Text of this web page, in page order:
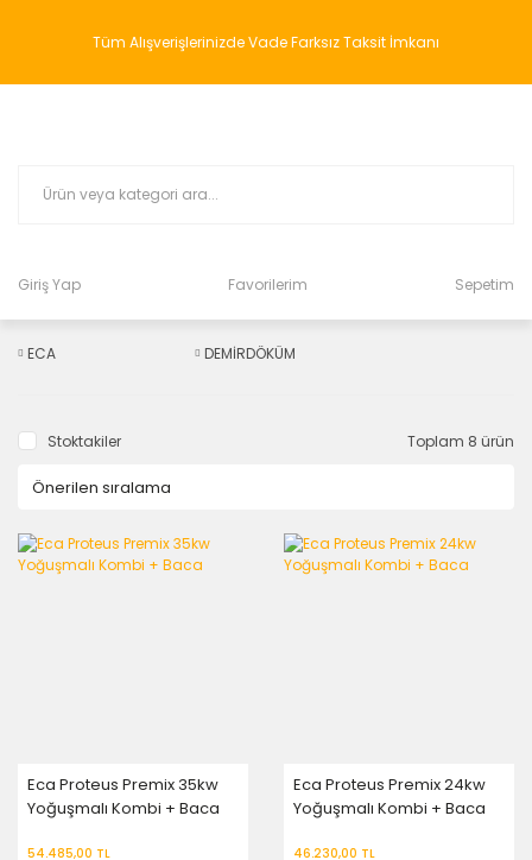
Tüm Alışverişlerinizde Vade Farksız Taksit İmkanı
Giriş Yap Favorilerim Sepetim
ECA DEMİRDÖKÜM
Stoktakiler Toplam 8 ürün
Eca Proteus Premix 35kw
Yoğuşmalı Kombi + Baca
54.485,00 TL
Eca Proteus Premix 24kw
Yoğuşmalı Kombi + Baca
46.230,00 TL